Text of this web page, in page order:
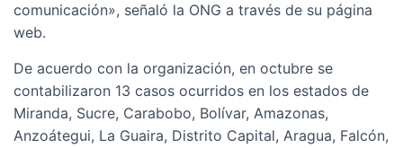
comunicación», señaló la ONG a través de su página
web.
De acuerdo con la organización, en octubre se
contabilizaron 13 casos ocurridos en los estados de
Miranda, Sucre, Carabobo, Bolívar, Amazonas,
Anzoátegui, La Guaira, Distrito Capital, Aragua, Falcón,